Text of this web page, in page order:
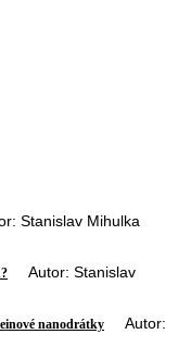
Stanislav Mihulka
Autor: Stanislav
nanodrátky Autor: